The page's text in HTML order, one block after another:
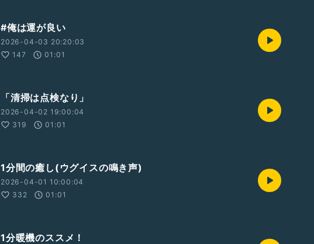
#俺は運が良い
2026-04-03 20:20:03
147
01:01
「清掃は点検なり」
2026-04-02 19:00:04
319
01:01
1分間の癒し(ウグイスの鳴き声)
2026-04-01 10:00:04
332
01:01
1分暖機のススメ！